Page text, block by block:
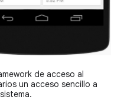
de acceso al
un acceso sencillo a